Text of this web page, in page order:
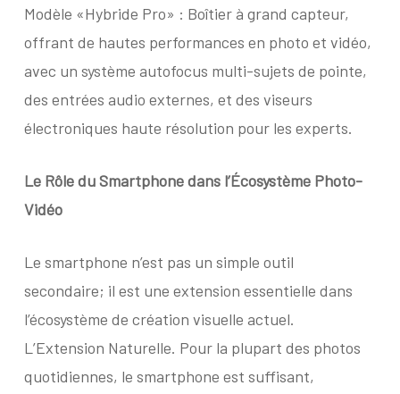
Modèle «Hybride Pro» : Boîtier à grand capteur,
offrant de hautes performances en photo et vidéo,
avec un système autofocus multi-sujets de pointe,
des entrées audio externes, et des viseurs
électroniques haute résolution pour les experts.
Le Rôle du Smartphonedans l’Écosystème Photo-
Vidéo
Le smartphone n’est pas un simple outil
secondaire; il est une extension essentielle dans
l’écosystème de création visuelle actuel.
L’Extension Naturelle. Pour la plupart des photos
quotidiennes, le smartphone est suffisant,